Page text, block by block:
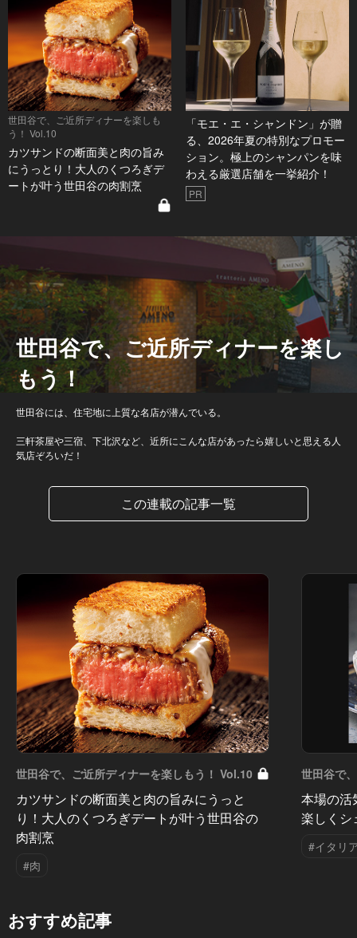
世田谷で、ご近所ディナーを楽しも
う！ Vol.10
カツサンドの断面美と肉の旨み
にうっとり！大人のくつろぎデ
ートが叶う世田谷の肉割烹
「モエ・エ・シャンドン」が贈
る、2026年夏の特別なプロモー
ション。極上のシャンパンを味
わえる厳選店舗を一挙紹介！
PR
世田谷で、ご近所ディナーを楽し
もう！
世田谷には、住宅地に上質な名店が潜んでいる。
三軒茶屋や三宿、下北沢など、近所にこんな店があったら嬉しいと思える人
気店ぞろいだ！
この連載の記事一覧
世田谷で、ご近所ディナーを楽しもう！ Vol.10
カツサンドの断面美と肉の旨みにうっと
り！大人のくつろぎデートが叶う世田谷の
肉割烹
#肉
世田谷で
本場の活
楽しくシ
#イタリ
おすすめ記事